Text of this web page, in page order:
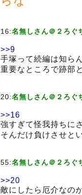
16:名無しさん＠２ろぐ
>>9
手塚って続編は知ら
重要なところで跡部
20:名無しさん＠２ろぐ
>>16
強すぎて怪我持ちに
そんだけ負けさせと
55:名無しさん＠２ろぐ
>>20
敵にしたら厄介なの